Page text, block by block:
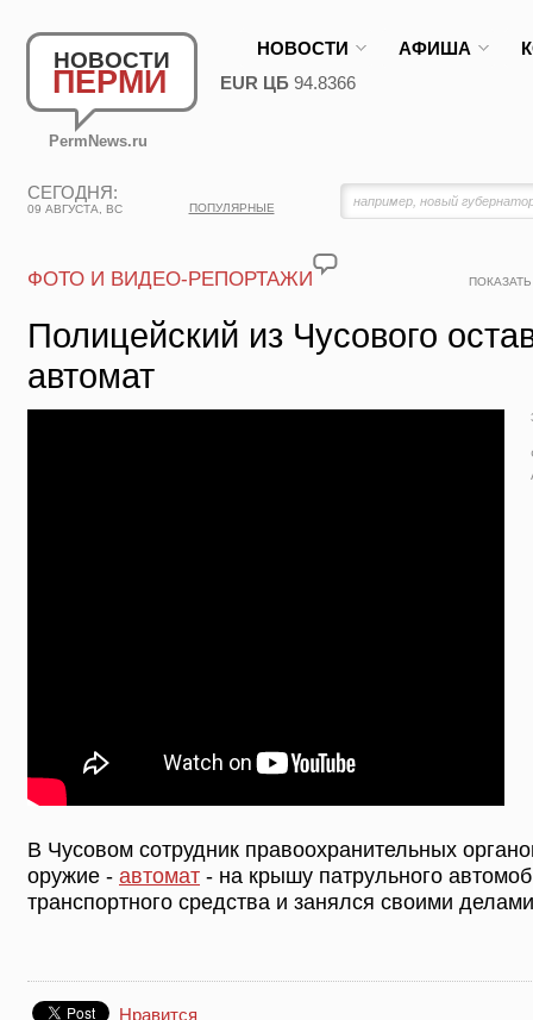
НОВОСТИ
ПЕРМИ
PermNews.ru
НОВОСТИ АФИША
EUR ЦБ 94.8366
СЕГОДНЯ:
09 АВГУСТА, ВС ПОПУЛЯРНЫЕ
ФОТО И ВИДЕО-РЕПОРТАЖИ
Полицейский из Чусового
автомат
В Чусовом сотрудник правоохранительных
оружие - автомат - на крышу патрульного
транспортного средства и занялся своими
Нравится